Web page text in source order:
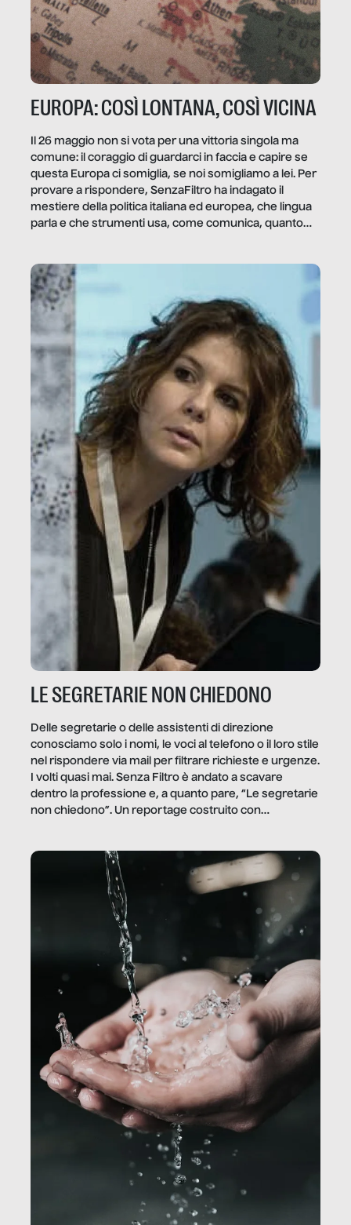
EUROPA: COSÌ LONTANA, COSÌ VICINA
Il 26 maggio non si vota per una vittoria singola ma
comune: il coraggio di guardarci in faccia e capire se
questa Europa ci somiglia, se noi somigliamo a lei. Per
provare a rispondere, SenzaFiltro ha indagato il
mestiere della politica italiana ed europea, che lingua
parla e che strumenti usa, come comunica, quanto
LE SEGRETARIE NON CHIEDONO
Delle segretarie o delle assistenti di direzione
conosciamo solo i nomi, le voci al telefono o il loro stile
nel rispondere via mail per filtrare richieste e urgenze.
I volti quasi mai. Senza Filtro è andato a scavare
dentro la professione e, a quanto pare, “Le segretarie
non chiedono”. Un reportage costruito con